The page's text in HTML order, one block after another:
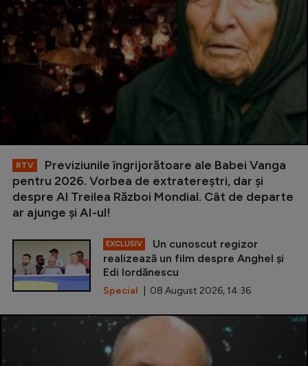
RTV
Previziunile îngrijorătoare ale Babei Vanga
pentru 2026. Vorbea de extratereștri, dar și
despre Al Treilea Război Mondial. Cât de departe
ar ajunge și AI-ul!
EXCLUSIV
Un cunoscut regizor
realizează un film despre Anghel și
Edi Iordănescu
Special | 08 August 2026, 14:36